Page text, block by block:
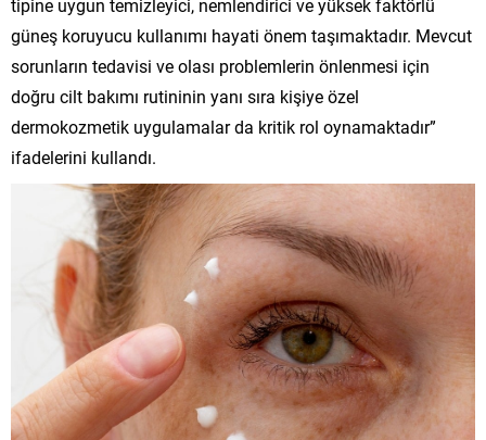
güneş koruyucu kullanımı hayati önem taşımaktadır. Mevcut
sorunların tedavisi ve olası problemlerin önlenmesi için
doğru cilt bakımı rutininin yanı sıra kişiye özel
dermokozmetik uygulamalar da kritik rol oynamaktadır”
ifadelerini kullandı.